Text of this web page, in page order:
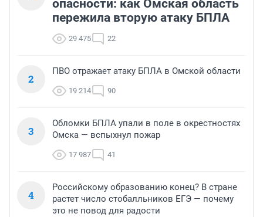
опасности: как Омская область
пережила вторую атаку БПЛА
29 475 22
2
ПВО отражает атаку БПЛА в Омской области
19 214 90
3
Обломки БПЛА упали в поле в окрестностях
Омска — вспыхнул пожар
17 987 41
4
Российскому образованию конец? В стране
растет число стобалльников ЕГЭ — почему
это не повод для радости